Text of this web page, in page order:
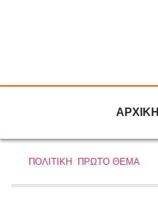
ΑΡΧΙΚΗ
ΠΟΛΙΤΙΚΗ , ΠΡΩΤΟ ΘΕΜΑ